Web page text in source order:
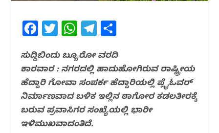
F
c
e
b
o
o
T
itt
e
r
W
at
s
A
p
p
T
e
g
ra
m
ar
e
ಸುದ್ದಿಬಿಂದು ಬ್ಯೂರೋ ವರದಿ
ಕಾರವಾರ : ನಗರದಲ್ಲಿ ಹಾದುಹೋಗಿರುವ ರಾಷ್ಟ್ರೀಯ
ಹೆದ್ದಾರಿ ಗೋವಾ ಸಂಪರ್ಕ ಹೆದ್ದಾರಿಯಲ್ಲಿ ಪ್ಲೈಓವರ್
ನಿರ್ಮಾಣವಾದ ಬಳಿಕ ಇಲ್ಲಿನ ಠಾಗೋರ ಕಡಲತೀರಕ್ಕೆ
ಬರುವ ಪ್ರವಾಸಿಗರ ಸಂಖ್ಯೆಯಲ್ಲಿ ಭಾರೀ
ಇಳಿಮುಖವಾದಂತಿದೆ.